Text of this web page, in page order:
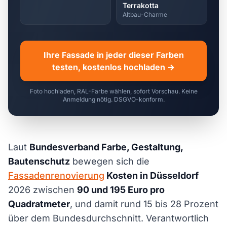
Terrakotta
Altbau-Charme
Ihre Fassade in jeder dieser Farben
testen, kostenlos hochladen →
Foto hochladen, RAL-Farbe wählen, sofort Vorschau. Keine
Anmeldung nötig. DSGVO-konform.
Laut Bundesverband Farbe, Gestaltung,
Bautenschutz bewegen sich die
Fassadenrenovierung Kosten in Düsseldorf
2026 zwischen 90 und 195 Euro pro
Quadratmeter, und damit rund 15 bis 28 Prozent
über dem Bundesdurchschnitt. Verantwortlich